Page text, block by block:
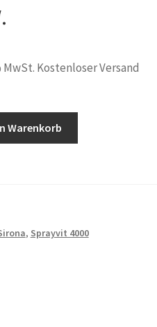
MwSt. Kostenloser Versand
Warenkorb
, Sprayvit 4000